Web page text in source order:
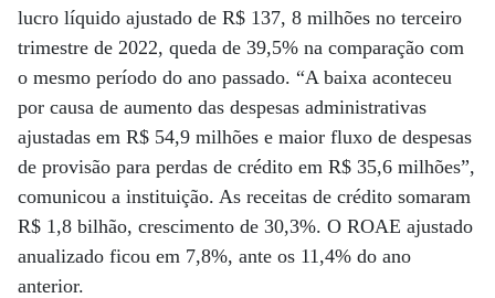
lucro líquido ajustado de R$ 137, 8 milhões no terceiro
trimestre de 2022, queda de 39,5% na comparação com
o mesmo período do ano passado. “A baixa aconteceu
por causa de aumento das despesas administrativas
ajustadas em R$ 54,9 milhões e maior fluxo de despesas
de provisão para perdas de crédito em R$ 35,6 milhões”,
comunicou a instituição. As receitas de crédito somaram
R$ 1,8 bilhão, crescimento de 30,3%. O ROAE ajustado
anualizado ficou em 7,8%, ante os 11,4% do ano
anterior.